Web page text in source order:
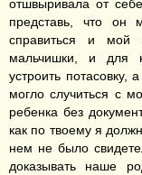
отшвыривала от
представь, что
справиться и мой
мальчишки, и для
устроить потасовку,
могло случиться с
ребенка без
как по твоему я
нем не было
доказывать наше